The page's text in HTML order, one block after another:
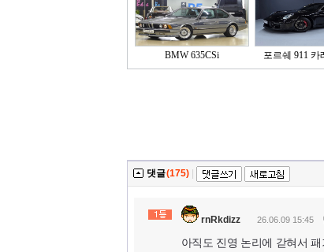
BMW 635CSi 포르쉐 911 카
댓글(175) |
rnRkdizz 26.06.09 15:45
아직도 진영 논리에 갇혀서